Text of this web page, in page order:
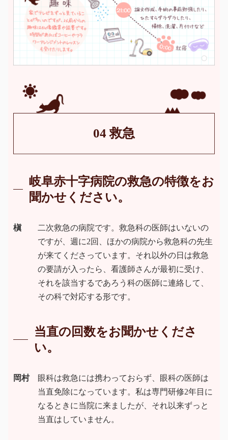
04 救急
岐阜赤十字病院の救急の特徴をお
聞かせください。
槇
二次救急の病院です。救急科の医師はいないの
ですが、週に2回、ほかの病院から救急科の先生
が来てくださっています。それ以外の日は救急
の要請が入ったら、看護師さんが最初に受け、
それを該当するであろう科の医師に連絡して、
その科で対応する形です。
当直の回数をお聞かせくださ
い。
岡村
眼科は救急には携わっておらず、眼科の医師は
当直免除になっています。私は専門研修2年目に
なるときに当院に来ましたが、それ以来ずっと
当直はしていません。